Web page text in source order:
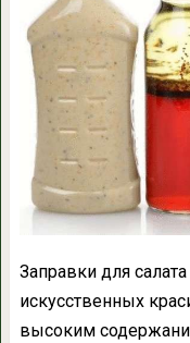
Заправки для
искусственных
высоким